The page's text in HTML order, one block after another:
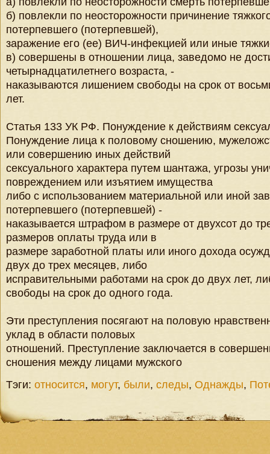
б) повлекли по неосторожности причинение
потерпевшего (потерпевшей),
заражение его (ее) ВИЧ-инфекцией или иные
в) совершены в отношении лица, заведомо не
четырнадцатилетнего возраста, -
наказываются лишением свободы на срок от
лет.
Статья 133 УК РФ. Понуждение к действиям
Понуждение лица к половому сношению,
или совершению иных действий
сексуального характера путем шантажа, угрозы
повреждением или изъятием имущества
либо с использованием материальной или иной
потерпевшего (потерпевшей) -
наказывается штрафом в размере от двухсот до
размеров оплаты труда или в
размере заработной платы или иного дохода
двух до трех месяцев, либо
исправительными работами на срок до двух лет,
свободы на срок до одного года.
Эти преступления посягают на половую
уклад в области половых
отношений. Преступление заключается в
сношения между лицами мужского
Тэги: относится, могут, были, следы, Однажды,